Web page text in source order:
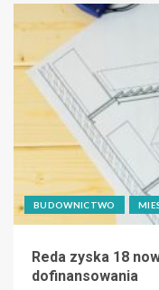
BUDOWNICTWO
Reda zyska 18
dofinansowania